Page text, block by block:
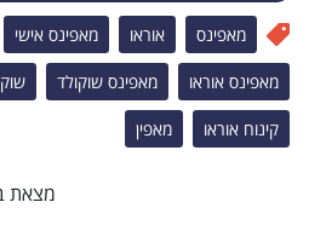
מאפינס אוראו מאפינס אישי
מאפינס אוראו מאפינס שוקולד
קינוח אוראו מאפין
מצאת